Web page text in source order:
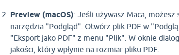
Preview (macOS): Jeśli używasz Maca,
narzędzia "Podgląd". Otwórz plik PDF w
"Eksport jako PDF" z menu "Plik". W oknie
jakości, który wpłynie na rozmiar pliku PDF.